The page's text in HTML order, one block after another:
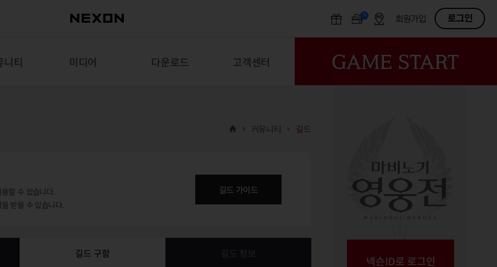
N OFF회원가입 로그인
니티 미디어 다운로드 고객센터
커뮤니티 길드
할 수 있습니다.
받을 수 있습니다.
길드 가이드
길드 구함
넥슨ID로 로그인